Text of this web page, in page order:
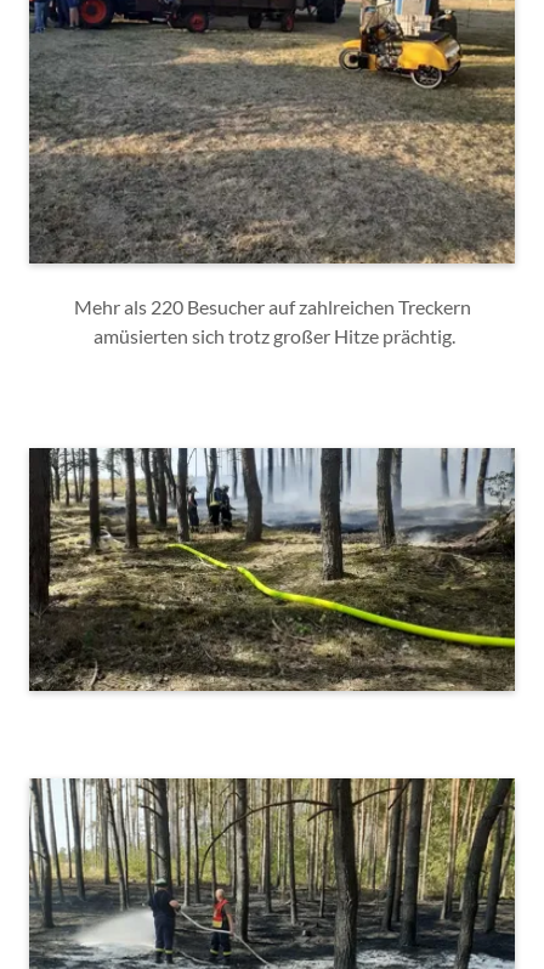
Mehr als 220 Besucher auf zahlreichen Treckern
amüsierten sich trotz großer Hitze prächtig.